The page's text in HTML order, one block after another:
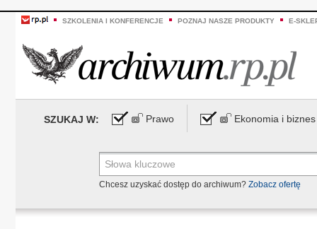
SZKOLENIA I KONFERENCJE POZNAJ NASZE PRODUKTY E-
SZUKAJ W: Prawo Ekonomia i biznes
Chcesz uzyskać dostęp do archiwum? Zobacz ofertę